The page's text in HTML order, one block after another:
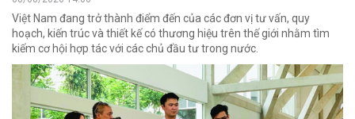
Việt Nam đang trở thành điểm đến của các đơn vị tư vấn, quy
hoạch, kiến trúc và thiết kế có thương hiệu trên thế giới nhằm tìm
kiếm cơ hội hợp tác với các chủ đầu tư trong nước.